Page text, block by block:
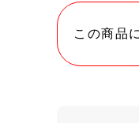
この商品